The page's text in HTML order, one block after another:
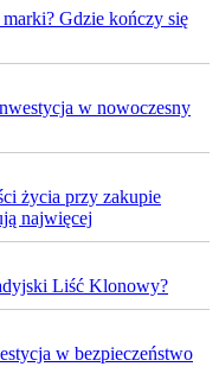
Gdzie kończy się
w nowoczesny
życia przy zakupie
najwięcej
Liść Klonowy?
w bezpieczeństwo